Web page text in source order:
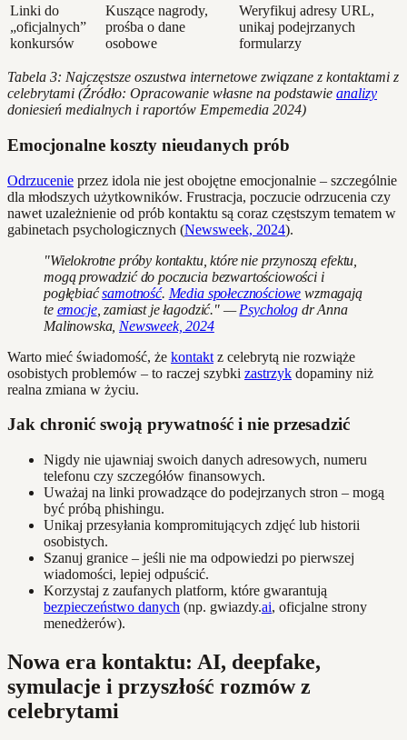
Linki do
„oficjalnych”
konkursów
Kuszące nagrody,
prośba o dane
osobowe
Weryfikuj adresy URL,
unikaj podejrzanych
formularzy
Tabela 3: Najczęstsze oszustwa internetowe związane z kontaktami z
celebrytami (Źródło: Opracowanie własne na podstawie analizy
doniesień medialnych i raportów Empemedia 2024)
Emocjonalne koszty nieudanych prób
Odrzucenie przez idola nie jest obojętne emocjonalnie – szczególnie
dla młodszych użytkowników. Frustracja, poczucie odrzucenia czy
nawet uzależnienie od prób kontaktu są coraz częstszym tematem w
gabinetach psychologicznych (Newsweek, 2024).
"Wielokrotne próby kontaktu, które nie przynoszą efektu,
mogą prowadzić do poczucia bezwartościowości i
pogłębiaćsamotność. Media społecznościowe wzmagają
te emocje, zamiast je łagodzić." —Psychologdr Anna
Malinowska, Newsweek, 2024
Warto mieć świadomość, że kontakt z celebrytą nie rozwiąże
osobistych problemów – to raczej szybki zastrzyk dopaminy niż
realna zmiana w życiu.
Jak chronić swoją prywatność i nie przesadzić
Nigdy nie ujawniaj swoich danych adresowych, numeru
telefonu czy szczegółów finansowych.
Uważaj na linki prowadzące do podejrzanych stron – mogą
być próbą phishingu.
Unikaj przesyłania kompromitujących zdjęć lub historii
osobistych.
Szanuj granice – jeśli nie ma odpowiedzi po pierwszej
wiadomości, lepiej odpuścić.
Korzystaj z zaufanych platform, które gwarantują
bezpieczeństwo danych (np. gwiazdy.ai, oficjalne strony
menedżerów).
Nowa era kontaktu: AI, deepfake,
symulacje i przyszłość rozmów z
celebrytami